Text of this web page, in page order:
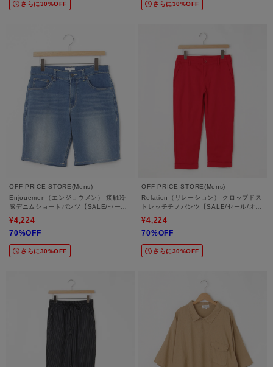
さらに30%OFF さらに30%OFF
OFF PRICE STORE(Mens)
Enjouemen（エンジョウメン） 接触冷
感デニムショートパンツ【SALE/セール/
ンド/スポーティースタイル】
¥4,224
70%OFF
さらに30%OFF
OFF PRICE STORE(Mens)
Relation（リレーション） クロップドス
トレッチチノパンツ【SALE/セール/オフ
きれいめカジュアル】
¥4,224
70%OFF
さらに30%OFF